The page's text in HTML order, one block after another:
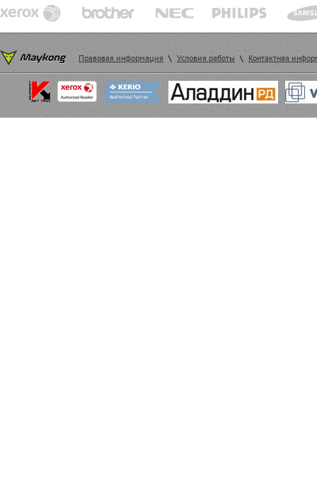
Правовая информация \ Условия работы \ Контактная